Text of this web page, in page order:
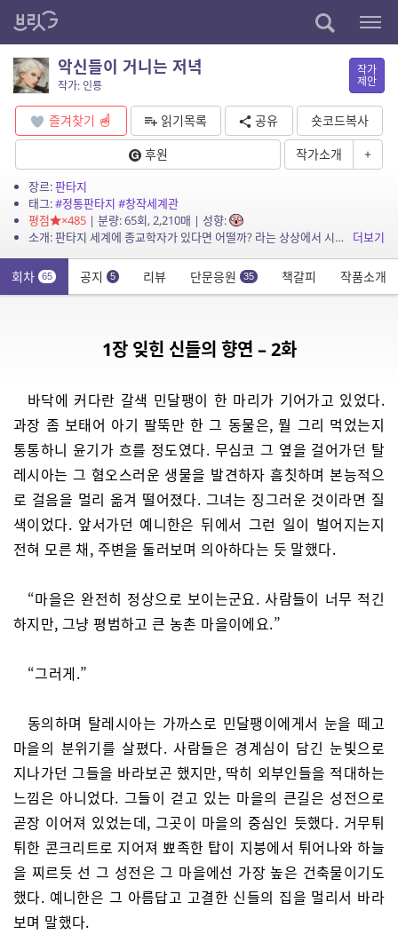
악신들이 거니는 저녁
작가: 인룡
작가
제안
즐겨찾기 읽기목록 공유
숏코드복사
후원
작가소개 +
장르:판타지
태그:#정통판타지 #창작세계관
평점
×485| 분량: 65회, 2,210매 | 성향:
소개: 판타지 세계에 종교학자가 있다면 어떨까? 라는 상상에서 시작한, 본격 설명충 주인공과 그의 설명을 듣기 버거워하는 동료들의 모험 이야기.
더보기
회차 65 공지 5 리뷰 단문응원 35 책갈피 작품소개
1장 잊힌 신들의 향연 – 2화
바닥에 커다란 갈색 민달팽이 한 마리가 기어가고 있었다.
과장 좀 보태어 아기 팔뚝만 한 그 동물은, 뭘 그리 먹었는지
통통하니 윤기가 흐를 정도였다. 무심코 그 옆을 걸어가던 탈
레시아는 그 혐오스러운 생물을 발견하자 흠칫하며 본능적으
로 걸음을 멀리 옮겨 떨어졌다. 그녀는 징그러운 것이라면 질
색이었다. 앞서가던 예니한은 뒤에서 그런 일이 벌어지는지
전혀 모른 채, 주변을 둘러보며 의아하다는 듯 말했다.
“마을은 완전히 정상으로 보이는군요. 사람들이 너무 적긴
하지만, 그냥 평범하고 큰 농촌 마을이에요.”
“그러게.”
동의하며 탈레시아는 가까스로 민달팽이에게서 눈을 떼고
마을의 분위기를 살폈다. 사람들은 경계심이 담긴 눈빛으로
지나가던 그들을 바라보곤 했지만, 딱히 외부인들을 적대하는
느낌은 아니었다. 그들이 걷고 있는 마을의 큰길은 성전으로
곧장 이어져 있었는데, 그곳이 마을의 중심인 듯했다. 거무튀
튀한 콘크리트로 지어져 뾰족한 탑이 지붕에서 튀어나와 하늘
을 찌르듯 선 그 성전은 그 마을에선 가장 높은 건축물이기도
했다. 예니한은 그 아름답고 고결한 신들의 집을 멀리서 바라
보며 말했다.